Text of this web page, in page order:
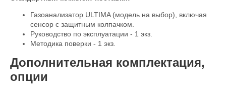
Газоанализатор ULTIMA (модель на выбор), включая
сенсор с защитным колпачком.
Руководство по эксплуатации - 1 экз.
Методика поверки - 1 экз.
Дополнительная комплектация,
опции